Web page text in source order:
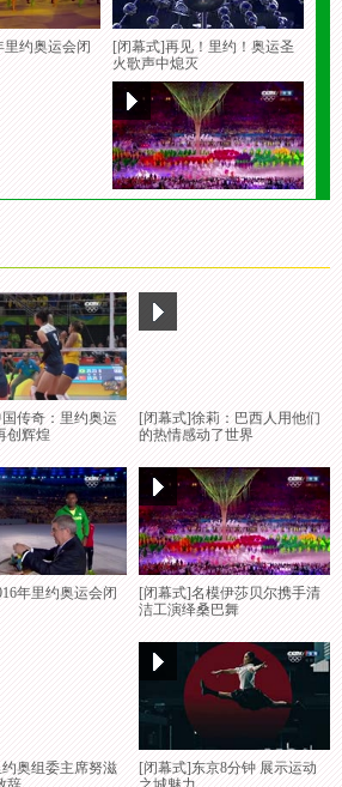
里约奥运会闭
[闭幕式]再见！里约！奥运圣
火歌声中熄灭
钟 展示运动
[闭幕式]国际奥委会主席巴赫
闭幕式致辞
奥林匹克会
[闭幕式]歌曲：《真情》表
演：马蒂达维拉等
[闭幕式]精彩魔幻舞蹈演绎桑
巴热情
传奇：里约奥运
创辉煌
[闭幕式]徐莉：巴西人用他们
的热情感动了世界
年里约奥运会闭
[闭幕式]名模伊莎贝尔携手清
洁工演绎桑巴舞
奥组委主席努滋
[闭幕式]东京8分钟 展示运动